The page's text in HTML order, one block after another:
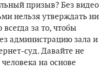
призыв? Без видео
нельзя утверждать ни
за то, чтобы
администрацию зала и
суд. Давайте не
на основе